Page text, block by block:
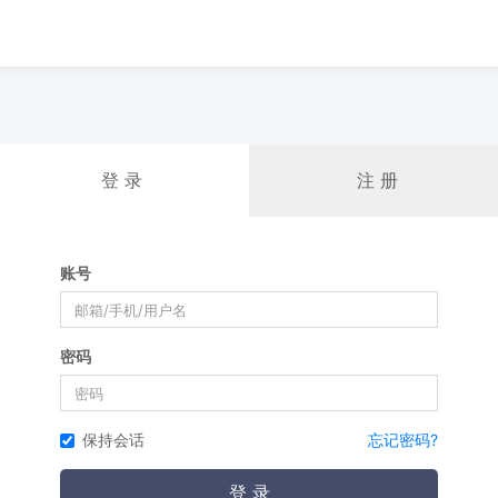
登 录 注 册
账号
密码
保持会话 忘记密码?
登 录